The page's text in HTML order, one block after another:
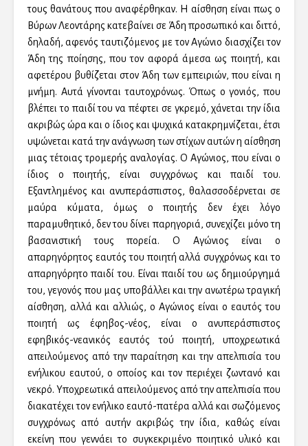
τους θανάτους που αναφέρθηκαν. Η αίσθηση είναι πως ο
Βύρων Λεοντάρης κατεβαίνει σε Άδη προσωπικό και διττό,
δηλαδή, αφενός ταυτιζόμενος με τον Αγώνιο διασχίζει τον
Άδη της ποίησης, που τον αφορά άμεσα ως ποιητή, και
αφετέρου βυθίζεται στον Άδη των εμπειριών, που είναι η
μνήμη. Αυτά γίνονται ταυτοχρόνως. Όπως ο γονιός, που
βλέπει το παιδί του να πέφτει σε γκρεμό, χάνεται την ίδια
ακριβώς ώρα και ο ίδιος και ψυχικά κατακρημνίζεται, έτσι
υψώνεται κατά την ανάγνωση των στίχων αυτών η αίσθηση
μιας τέτοιας τρομερής αναλογίας. Ο Αγώνιος, που είναι ο
ίδιος ο ποιητής, είναι συγχρόνως και παιδί του.
Εξαντλημένος και ανυπεράσπιστος, θαλασσοδέρνεται σε
μαύρα κύματα, όμως ο ποιητής δεν έχει λόγο
παραμυθητικό, δεν του δίνει παρηγοριά, συνεχίζει μόνο τη
βασανιστική τους πορεία. Ο Αγώνιος είναι ο
απαρηγόρητος εαυτός του ποιητή αλλά συγχρόνως και το
απαρηγόρητο παιδί του. Είναι παιδί του ως δημιούργημά
του, γεγονός που μας υποβάλλει και την ανωτέρω τραγική
αίσθηση, αλλά και αλλιώς, ο Αγώνιος είναι ο εαυτός του
ποιητή ως έφηβος-νέος, είναι ο ανυπεράσπιστος
εφηβικός-νεανικός εαυτός τού ποιητή, υποχρεωτικά
απειλούμενος από την παραίτηση και την απελπισία του
ενήλικου εαυτού, ο οποίος και τον περιέχει ζωντανό και
νεκρό. Υποχρεωτικά απειλούμενος από την απελπισία που
διακατέχει τον ενήλικο εαυτό-πατέρα αλλά και σωζόμενος
συγχρόνως από αυτήν ακριβώς την ίδια, καθώς είναι
εκείνη που γεννάει το συγκεκριμένο ποιητικό υλικό και